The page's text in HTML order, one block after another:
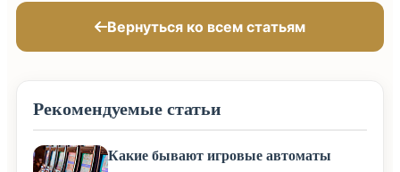
Вернуться ко всем статьям
Рекомендуемые статьи
Какие бывают игровые автоматы